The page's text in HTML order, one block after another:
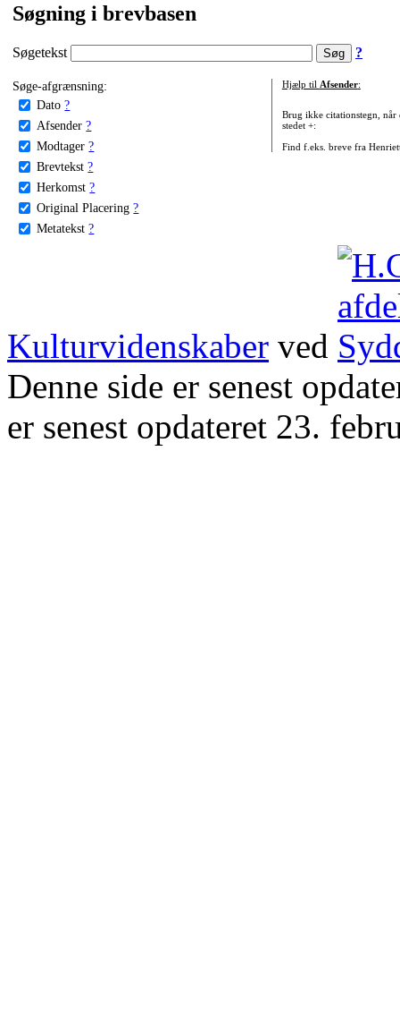
Søgning i brevbasen
Søgetekst ?
Søge-afgrænsning:
Dato ?
Afsender ?
Modtager ?
Brevtekst ?
Herkomst ?
Original Placering ?
Metatekst ?
Hjælp til Afsender:
Brug ikke citationstegn, når
stedet +:
Find f.eks. breve fra
Kulturvidenskaber ved
Denne side er senest
er senest opdateret 23.